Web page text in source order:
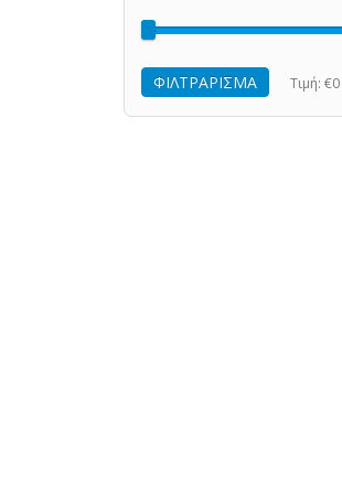
ΦΙΛΤΡΆΡΙΣΜΑ Τιμή:€0